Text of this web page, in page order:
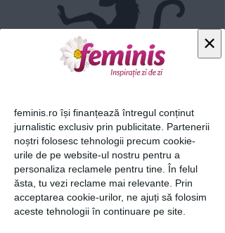
×
feminis.ro își finanțează întregul conținut
jurnalistic exclusiv prin publicitate. Partenerii
noștri folosesc tehnologii precum cookie-
urile de pe website-ul nostru pentru a
personaliza reclamele pentru tine. În felul
ăsta, tu vezi reclame mai relevante. Prin
acceptarea cookie-urilor, ne ajuți să folosim
aceste tehnologii în continuare pe site.
Ce vezi prima oară în imagine scoate
la iveală ce fel de...
30 ian 2019